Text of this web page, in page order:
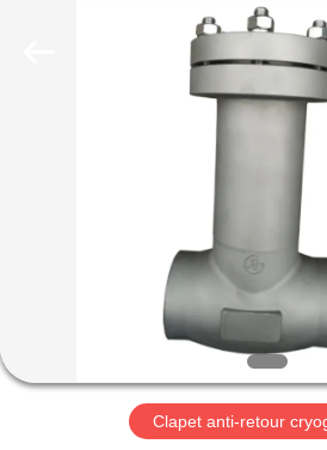
AU
SUJET
Clapet anti-retour